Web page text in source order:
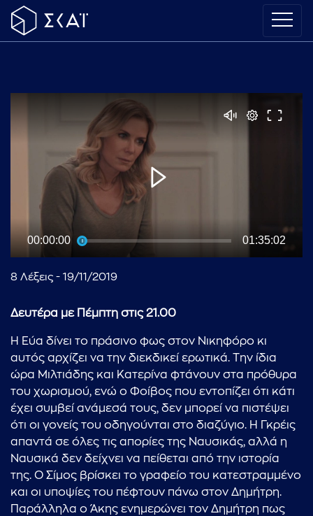
00:00:00 01:35:02
8 Λέξεις - 19/11/2019
Δευτέρα με Πέμπτη στις 21.00
Η Εύα δίνει το πράσινο φως στον Νικηφόρο κι
αυτός αρχίζει να την διεκδικεί ερωτικά. Την ίδια
ώρα Μιλτιάδης και Κατερίνα φτάνουν στα πρόθυρα
του χωρισμού, ενώ ο Φοίβος που εντοπίζει ότι κάτι
έχει συμβεί ανάμεσά τους, δεν μπορεί να πιστέψει
ότι οι γονείς του οδηγούνται στο διαζύγιο. Η Γκρέις
απαντά σε όλες τις απορίες της Ναυσικάς, αλλά η
Ναυσικά δεν δείχνει να πείθεται από την ιστορία
της. Ο Σίμος βρίσκει το γραφείο του κατεστραμμένο
και οι υποψίες του πέφτουν πάνω στον Δημήτρη.
Παράλληλα ο Άκης ενημερώνει τον Δημήτρη πως